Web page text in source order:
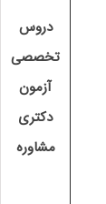
دروس
تخصصی
آزمون
دکتری
مشاوره